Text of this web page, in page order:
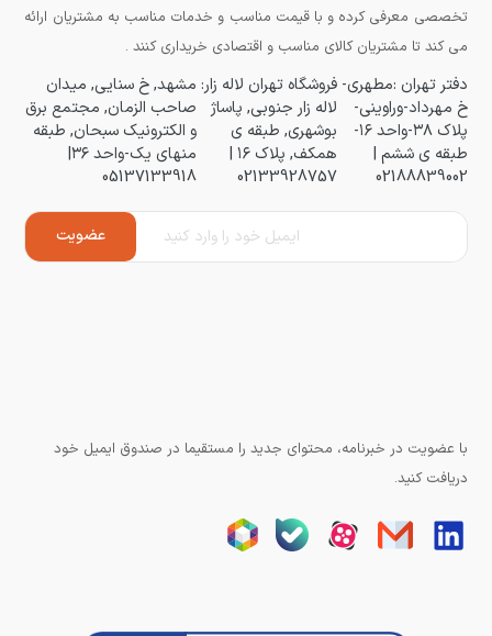
تخصصی معرفی کرده و با قیمت مناسب و خدمات مناسب به مشتریان ارائه
می کند تا مشتریان کالای مناسب و اقتصادی خریداری کنند .
دفتر تهران :مطهری-
خ مهرداد-وراوینی-
پلاک ۳۸-واحد ۱۶-
طبقه ی ششم |
02188839002
فروشگاه تهران لاله زار:
لاله زار جنوبی, پاساژ
بوشهری, طبقه ی
همکف, پلاک ۱۶ |
02133928757
مشهد, خ سنایی, میدان
صاحب الزمان, مجتمع برق
و الکترونیک سبحان, طبقه
منهای یک-واحد ۳۶|
05137133918
با عضویت در خبرنامه، محتوای جدید را مستقیما در صندوق ایمیل خود
دریافت کنید.